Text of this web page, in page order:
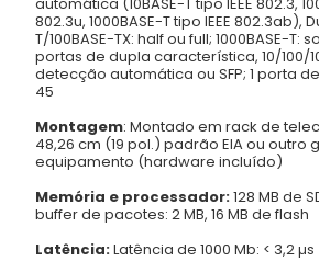
802.3u, 1000BASE-T tipo IEEE 802.3ab),
T/100BASE-TX: half ou full; 1000BASE-T:
portas de dupla característica, 10/100/
detecção automática ou SFP; 1 porta
45
Montagem: Montado em rack de
48,26 cm (19 pol.) padrão EIA ou outro
equipamento (hardware incluído)
Memória e processador:128 MB de
buffer de pacotes: 2 MB, 16 MB de flash
Latência:Latência de 1000 Mb: < 3,2 µs